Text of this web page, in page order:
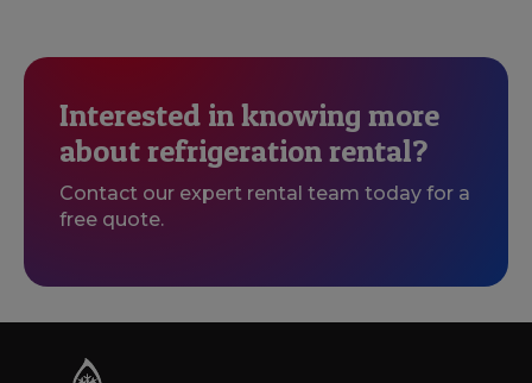
Interested in knowing more
about refrigeration rental?
Contact our expert rental team today for a
free quote.